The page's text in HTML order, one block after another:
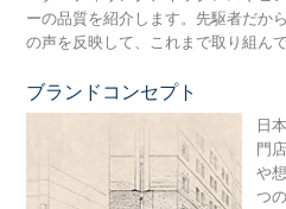
ーの品質を紹介します。先駆者だか
の声を反映して、これまで取り組ん
ブランドコンセプト
日
門
や
つ